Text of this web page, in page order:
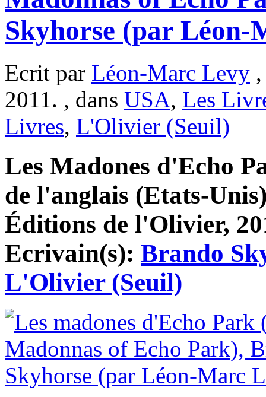
Skyhorse (par Léon-
Ecrit par Léon-Marc Levy
2011. , dans USA, Les
Livres, L'Olivier (Seuil)
Les Madones d'Echo
de l'anglais (Etats-
Éditions de l'Olivier,
Ecrivain(s): Brando
L'Olivier (Seuil)